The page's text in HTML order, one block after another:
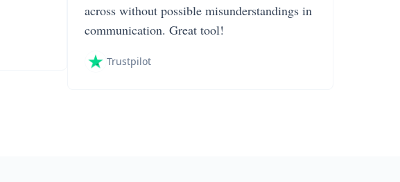
across without possible misunderstandings in
communication. Great tool!
Trustpilot